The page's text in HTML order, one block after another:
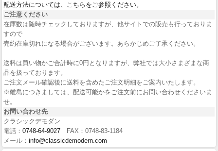
配送方法については、こちらをご参照ください。
ご注意ください
在庫数は随時チェックしておりますが、他サイトでの販売も行っておりま
すので
売約在庫切れになる場合がございます。あらかじめご了承ください。
送料は買い物かご合計時に0円となりますが、弊社では大小さまざまな商
品を扱っております。
ご注文メール確認後に送料を含めたご注文明細をご案内いたします。
※離島につきましては、配送可能かをご注文前にお問い合わせくださいま
せ。
お問い合わせ先
クラシックデモダン
電話： 0748-64-9027 FAX：0748-83-1184
メール： info@classicdemodern.com